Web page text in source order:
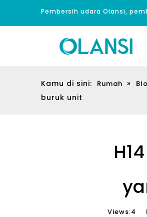
Pembersih udara Olansi,
Kamu di sini: Rumah »
buruk unit
Views:4